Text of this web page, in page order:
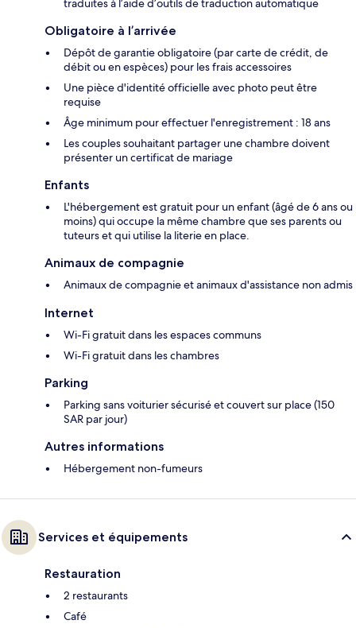
traduites à l’aide d’outils de traduction automatique
Obligatoire à l’arrivée
Dépôt de garantie obligatoire (par carte de crédit, de
débit ou en espèces) pour les frais accessoires
Une pièce d'identité officielle avec photo peut être
requise
Âge minimum pour effectuer l'enregistrement : 18 ans
Les couples souhaitant partager une chambre doivent
présenter un certificat de mariage
Enfants
L'hébergement est gratuit pour un enfant (âgé de 6 ans ou
moins) qui occupe la même chambre que ses parents ou
tuteurs et qui utilise la literie en place.
Animaux de compagnie
Animaux de compagnie et animaux d'assistance non admis
Internet
Wi-Fi gratuit dans les espaces communs
Wi-Fi gratuit dans les chambres
Parking
Parking sans voiturier sécurisé et couvert sur place (150
SAR par jour)
Autres informations
Hébergement non-fumeurs
Services et équipements
Restauration
2 restaurants
Café